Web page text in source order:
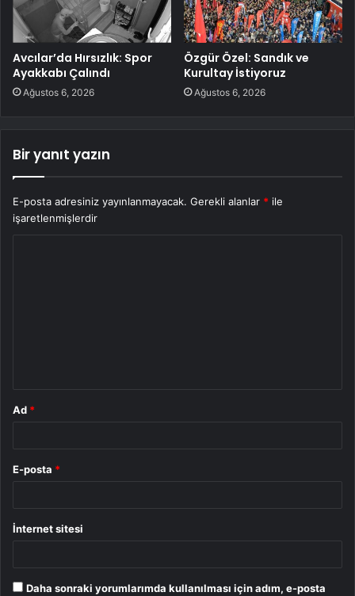
Avcılar’da Hırsızlık: Spor
Ayakkabı Çalındı
Ağustos 6, 2026
Özgür Özel: Sandık ve
Kurultay İstiyoruz
Ağustos 6, 2026
Bir yanıt yazın
E-posta adresiniz yayınlanmayacak. Gerekli alanlar * ile
işaretlenmişlerdir
Ad *
E-posta *
İnternet sitesi
Daha sonraki yorumlarımda kullanılması için adım, e-posta